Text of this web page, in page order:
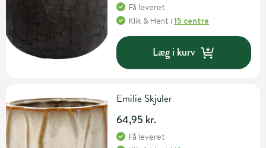
Få leveret
Klik & Hent i15 centre
Læg i kurv
Emilie Skjuler
64,95 kr.
Få leveret